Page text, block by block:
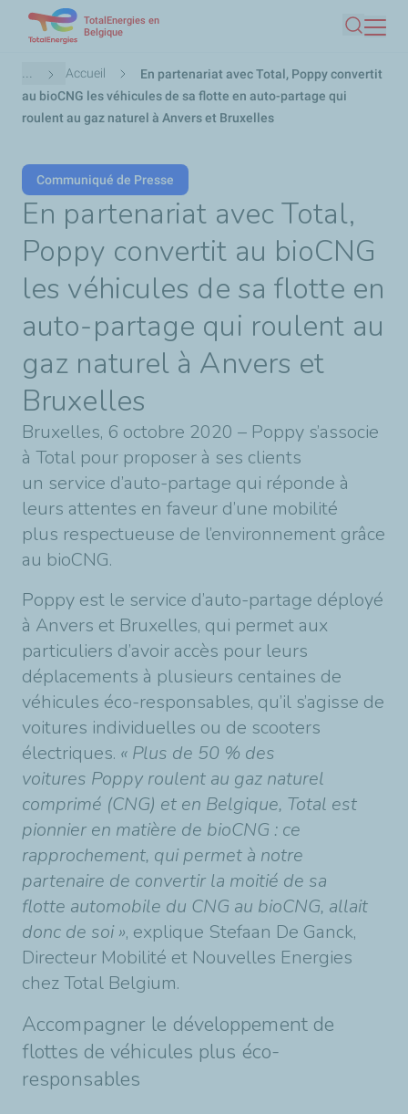
contenu
principal
TotalEnergies en
Belgique
Fil
d'Ariane
... Accueil
En partenariat avec Total, Poppy convertit
au bioCNG les véhicules de sa flotte en auto-partage qui
roulent au gaz naturel à Anvers et Bruxelles
Communiqué de Presse
En partenariat avec Total,
Poppy convertit au bioCNG
les véhicules de sa flotte en
auto-partage qui roulent au
gaz naturel à Anvers et
Bruxelles
Bruxelles, 6 octobre 2020 – Poppy s’associe
à Total pour proposer à ses clients
un service d’auto-partage qui réponde à
leurs attentes en faveur d’une mobilité
plus respectueuse de l’environnement grâce
au bioCNG.
Poppy est le service d’auto-partage déployé
à Anvers et Bruxelles, qui permet aux
particuliers d’avoir accès pour leurs
déplacements à plusieurs centaines de
véhicules éco-responsables, qu’il s’agisse de
voitures individuelles ou de scooters
électriques. « Plus de 50 % des
voitures Poppy roulent au gaz naturel
comprimé (CNG) et en Belgique, Total est
pionnier en matière de bioCNG : ce
rapprochement, qui permet à notre
partenaire de convertir la moitié de sa
flotte automobile du CNG au bioCNG, allait
donc de soi », explique Stefaan De Ganck,
Directeur Mobilité et Nouvelles Energies
chez Total Belgium.
Accompagner le développement de
flottes de véhicules plus éco-
responsables